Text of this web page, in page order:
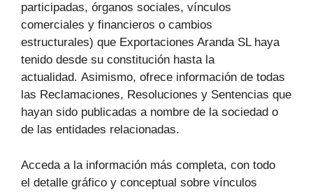
participadas, órganos sociales, vínculos
comerciales y financieros o cambios
estructurales) que Exportaciones Aranda SL haya
tenido desde su constitución hasta la
actualidad. Asimismo, ofrece información de todas
las Reclamaciones, Resoluciones y Sentencias que
hayan sido publicadas a nombre de la sociedad o
de las entidades relacionadas.
Acceda a la información más completa, con todo
el detalle gráfico y conceptual sobre vínculos